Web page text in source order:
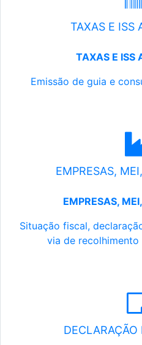
TAXAS E ISS
TAXAS E ISS
Emissão de guia e
EMPRESAS,
EMPRESAS,
Situação fiscal,
via de recolhimento